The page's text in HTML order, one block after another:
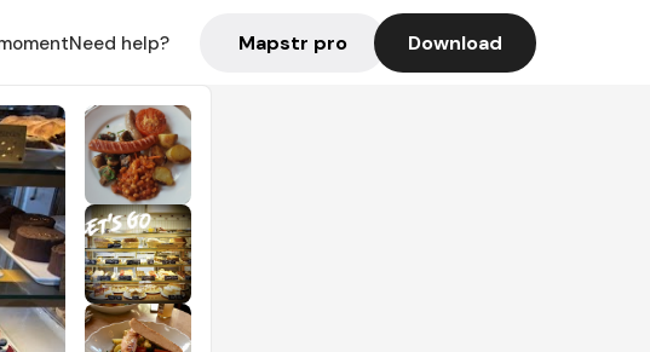
Need help? Mapstr pro Download